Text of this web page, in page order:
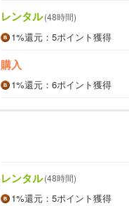
レンタル(48時間)
1%還元 ：5ポイント獲得
購入
1%還元 ：6ポイント獲得
レンタル(48時間)
1%還元 ：5ポイント獲得